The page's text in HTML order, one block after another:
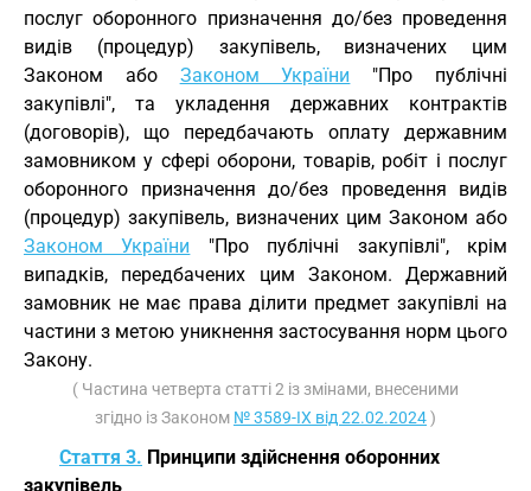
послуг оборонного призначення до/без проведення
видів (процедур) закупівель, визначених цим
Законом або Законом України "Про публічні
закупівлі", та укладення державних контрактів
(договорів), що передбачають оплату державним
замовником у сфері оборони, товарів, робіт і послуг
оборонного призначення до/без проведення видів
(процедур) закупівель, визначених цим Законом або
Законом України "Про публічні закупівлі", крім
випадків, передбачених цим Законом. Державний
замовник не має права ділити предмет закупівлі на
частини з метою уникнення застосування норм цього
Закону.
( Частина четверта статті 2 із змінами, внесеними
згідно із Законом № 3589-IX від 22.02.2024)
Стаття 3. Принципи здійснення оборонних
закупівель